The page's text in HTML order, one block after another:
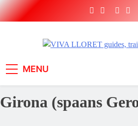
Ga
naar
MENU
Girona (spaans